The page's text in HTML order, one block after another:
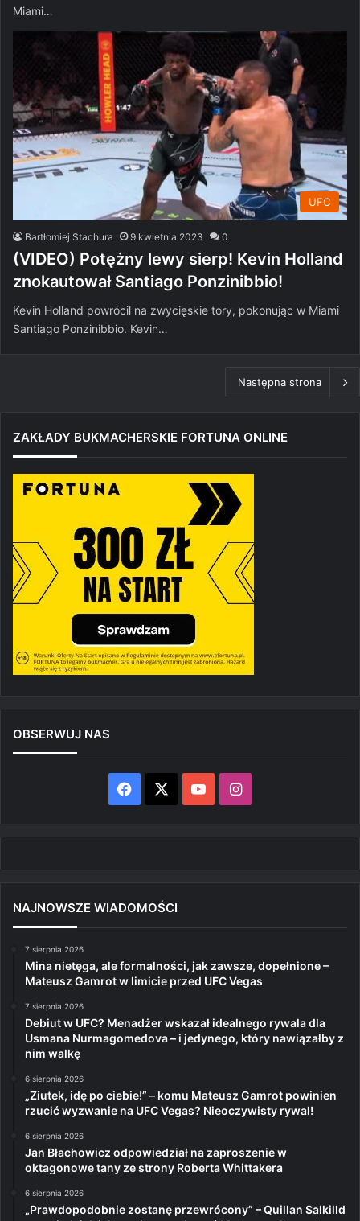
Miami…
UFC
Bartłomiej Stachura 9 kwietnia 2023 0
(VIDEO) Potężny lewy sierp! Kevin Holland
znokautował Santiago Ponzinibbio!
Kevin Holland powrócił na zwycięskie tory, pokonując w Miami
Santiago Ponzinibbio. Kevin…
Następna strona
ZAKŁADY BUKMACHERSKIE FORTUNA ONLINE
OBSERWUJ NAS
Facebook YouTubeInstagram
NAJNOWSZE WIADOMOŚCI
7 sierpnia 2026
Mina nietęga, ale formalności, jak zawsze, dopełnione –
Mateusz Gamrot w limicie przed UFC Vegas
7 sierpnia 2026
Debiut w UFC? Menadżer wskazał idealnego rywala dla
Usmana Nurmagomedova – i jedynego, który nawiązałby z
nim walkę
6 sierpnia 2026
„Ziutek, idę po ciebie!” – komu Mateusz Gamrot powinien
rzucić wyzwanie na UFC Vegas? Nieoczywisty rywal!
6 sierpnia 2026
Jan Błachowicz odpowiedział na zaproszenie w
oktagonowe tany ze strony Roberta Whittakera
6 sierpnia 2026
„Prawdopodobnie zostanę przewrócony” – Quillan Salkilld